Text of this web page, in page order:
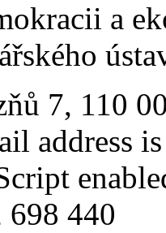
a
7, 110
address
440